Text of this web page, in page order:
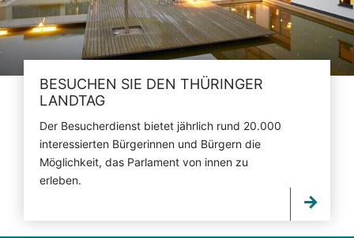
BESUCHEN SIE DEN THÜRINGER
LANDTAG
Der Besucherdienst bietet jährlich rund 20.000
interessierten Bürgerinnen und Bürgern die
Möglichkeit, das Parlament von innen zu
erleben.